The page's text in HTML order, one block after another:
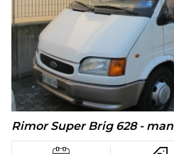
Rimor Super Brig 628 -